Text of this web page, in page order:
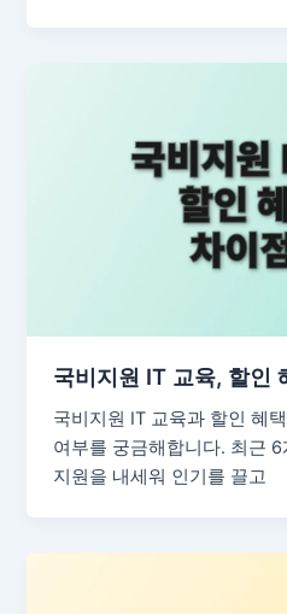
국비지원 IT 교육, 할인
국비지원 IT 교육과 할인 혜
여부를 궁금해합니다. 최근
지원을 내세워 인기를 끌고